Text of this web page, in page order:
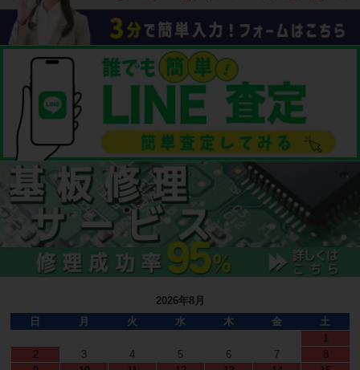
2026年8月
日
月 火 水 木 金
土
1
2
3 4 5 6 7
8